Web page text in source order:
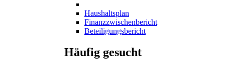
Haushaltsplan
Finanzzwischenbericht
Beteiligungsbericht
Häufig gesucht